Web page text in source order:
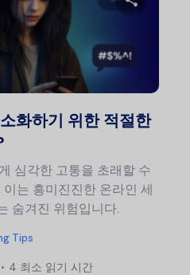
화하기 위한 적절한
심각한 고통을 초래할 수
는 흥미진진한 온라인 세
숨겨진 위험입니다.
Tips
4 최소 읽기 시간